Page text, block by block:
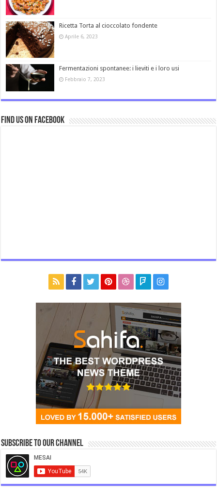
Ricetta Torta al cioccolato fondente
Aprile 6, 2023
Fermentazioni spontanee: i lieviti e i loro usi
Febbraio 7, 2023
Find us on Facebook
Subscribe to our Channel